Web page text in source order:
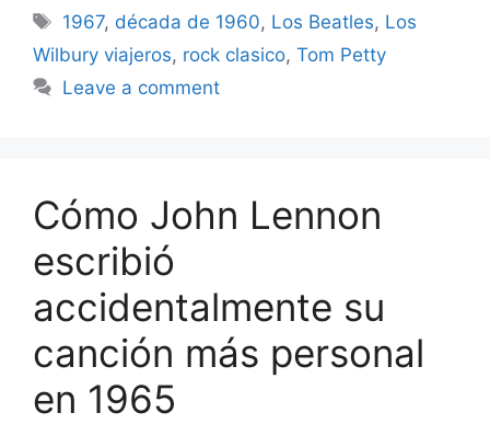
Tags
1967, década de 1960, Los Beatles, Los
Wilbury viajeros, rock clasico, Tom Petty
Leave a comment
Cómo John Lennon
escribió
accidentalmente su
canción más personal
en 1965